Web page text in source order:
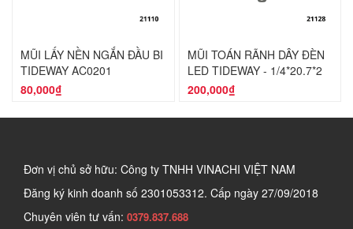
MŨI LẤY NỀN NGẮN ĐẦU BI
TIDEWAY AC0201
80,000₫
MŨI TOÁN RÃNH DÂY ĐÈN
LED TIDEWAY - 1/4*20.7*2
200,000₫
Đơn vị chủ sở hữu: Công ty TNHH VINACHI VIỆT NAM
Đăng ký kinh doanh số 2301053312. Cấp ngày 27/09/2018
Chuyên viên tư vấn: 0379.837.688